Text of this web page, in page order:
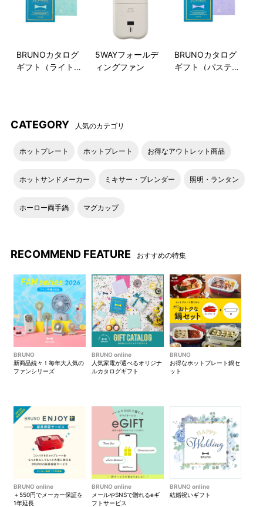
BRUNOカタログ
ギフト（ライトブ
5WAYフォールデ
ィングファン
BRUNOカタログ
ギフト（パステル
CATEGORY 人気のカテゴリ
ホットプレート ホットプレート お得なアウトレット商品
ホットサンドメーカー ミキサー・ブレンダー 照明・ランタン
ホーロー両手鍋 マグカップ
RECOMMEND FEATURE おすすめの特集
BRUNO
新商品続々！毎年大人気の
ファンシリーズ
BRUNO online
人気家電が選べるオリジナ
ルカタログギフト
BRUNO
お得なホットプレート鍋セ
ット
BRUNO online
＋550円でメーカー保証を
1年延長
BRUNO online
メールやSNSで贈れるeギ
フトサービス
BRUNO online
結婚祝いギフト